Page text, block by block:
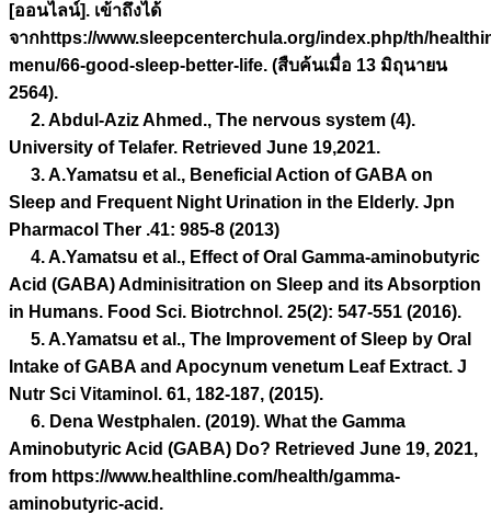
[ออนไลน์]. เข้าถึงได้
จากhttps://www.sleepcenterchula.org/index.php/th/
menu/66-good-sleep-better-life. (สืบค้นเมื่อ 13 มิถุนายน
2564).
2. Abdul-Aziz Ahmed., The nervous system (4).
University of Telafer. Retrieved June 19,2021.
3. A.Yamatsu et al., Beneficial Action of GABA on
Sleep and Frequent Night Urination in the Elderly. Jpn
Pharmacol Ther .41: 985-8 (2013)
4. A.Yamatsu et al., Effect of Oral Gamma-aminobutyric
Acid (GABA) Adminisitration on Sleep and its Absorption
in Humans. Food Sci. Biotrchnol. 25(2): 547-551 (2016).
5. A.Yamatsu et al., The Improvement of Sleep by Oral
Intake of GABA and Apocynum venetum Leaf Extract. J
Nutr Sci Vitaminol. 61, 182-187, (2015).
6. Dena Westphalen. (2019). What the Gamma
Aminobutyric Acid (GABA) Do? Retrieved June 19, 2021,
from https://www.healthline.com/health/gamma-
aminobutyric-acid.